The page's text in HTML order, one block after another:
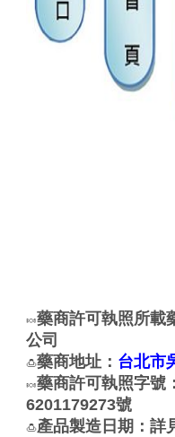
🍬藥商許可執照所載
公司
🍮藥商地址： 台北市
🍬藥商許可執照字號
6201179273號
🍮產品製造日期：詳